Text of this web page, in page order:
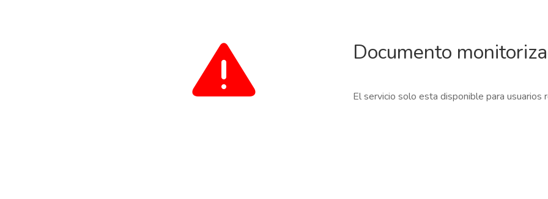
Documento
El servicio solo esta disponible para usuarios